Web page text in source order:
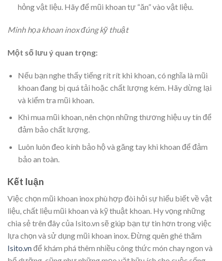
hỏng vật liệu. Hãy để mũi khoan tự “ăn” vào vật liệu.
Minh họa khoan inox đúng kỹ thuật
Một số lưu ý quan trọng:
Nếu bạn nghe thấy tiếng rít rít khi khoan, có nghĩa là mũi
khoan đang bị quá tải hoặc chất lượng kém. Hãy dừng lại
và kiểm tra mũi khoan.
Khi mua mũi khoan, nên chọn những thương hiệu uy tín để
đảm bảo chất lượng.
Luôn luôn đeo kính bảo hộ và găng tay khi khoan để đảm
bảo an toàn.
Kết luận
Việc chọn mũi khoan inox phù hợp đòi hỏi sự hiểu biết về vật
liệu, chất liệu mũi khoan và kỹ thuật khoan. Hy vọng những
chia sẻ trên đây của Isito.vn sẽ giúp bạn tự tin hơn trong việc
lựa chọn và sử dụng mũi khoan inox. Đừng quên ghé thăm
Isito.vnđể khám phá thêm nhiều công thức món chay ngon và